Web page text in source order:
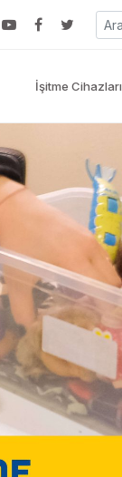
İşitme Cihazları